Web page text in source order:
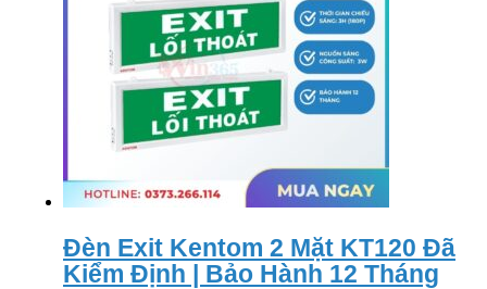
Đèn Exit Kentom 2 Mặt KT120 Đã
Kiểm Định | Bảo Hành 12 Tháng